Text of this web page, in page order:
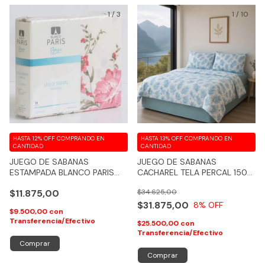
1/3
JUEGO DE SABANAS
ESTAMPADA BLANCO PARIS
$11.875,00
HASTA 12% OFF COMPRANDO EN
CANTIDAD
$9.500,00 con
Transferencia/Efectivo
Comprar
1 / 10
JUEGO DE SABANAS
CACHAREL TELA PERCAL 150
119
$31.875,00
$34.625,00
8% OFF
HASTA 13% OFF COMPRANDO EN
CANTIDAD
$25.500,00 con
Transferencia/Efectivo
Comprar